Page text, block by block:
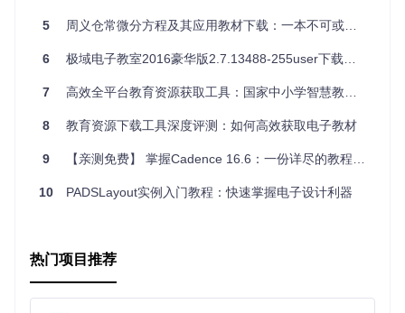
# 创建一个带有时间轴的数据
data = wrapdims(rand(10 , 4), time= 1: 10 , sensor=[:A, :B,
# 计算每个传感器的平均值
机器学习
在机器学习任务中，AxisKeys.jl 可以帮助你更好地组织和访问
训练数据：
dataset = wrapdims(rand(
5 周义仓常微分方程及其应用教材下载：一本不可或缺的学术伴侣
6 极域电子教室2016豪华版2.7.13488-255user下载介绍：专为教育和培训机构定制的课堂管理系统
7 高效全平台教育资源获取工具：国家中小学智慧教育平台教材下载助手
8 教育资源下载工具深度评测：如何高效获取电子教材
9 【亲测免费】 掌握Cadence 16.6：一份详尽的教程资源推荐
10 PADSLayout实例入门教程：快速掌握电子设计利器
热门项目推荐